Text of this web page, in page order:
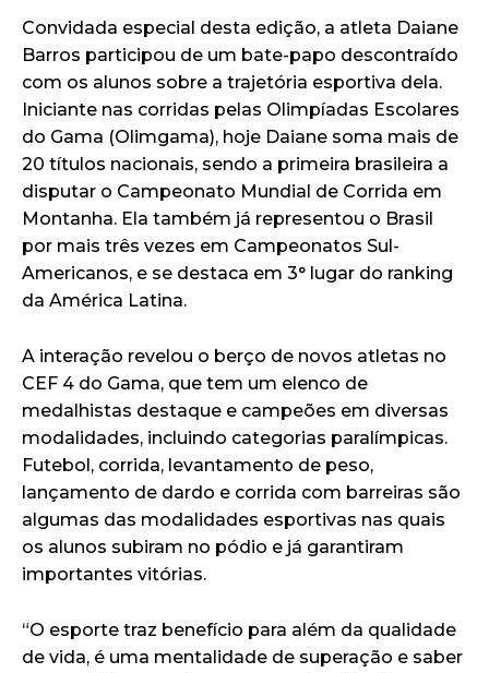
Convidada especial desta edição, a atleta Daiane
Barros participou de um bate-papo descontraído
com os alunos sobre a trajetória esportiva dela.
Iniciante nas corridas pelas Olimpíadas Escolares
do Gama (Olimgama), hoje Daiane soma mais de
20 títulos nacionais, sendo a primeira brasileira a
disputar o Campeonato Mundial de Corrida em
Montanha. Ela também já representou o Brasil
por mais três vezes em Campeonatos Sul-
Americanos, e se destaca em 3° lugar do ranking
da América Latina.
A interação revelou o berço de novos atletas no
CEF 4 do Gama, que tem um elenco de
medalhistas destaque e campeões em diversas
modalidades, incluindo categorias paralímpicas.
Futebol, corrida, levantamento de peso,
lançamento de dardo e corrida com barreiras são
algumas das modalidades esportivas nas quais
os alunos subiram no pódio e já garantiram
importantes vitórias.
“O esporte traz benefício para além da qualidade
de vida, é uma mentalidade de superação e saber